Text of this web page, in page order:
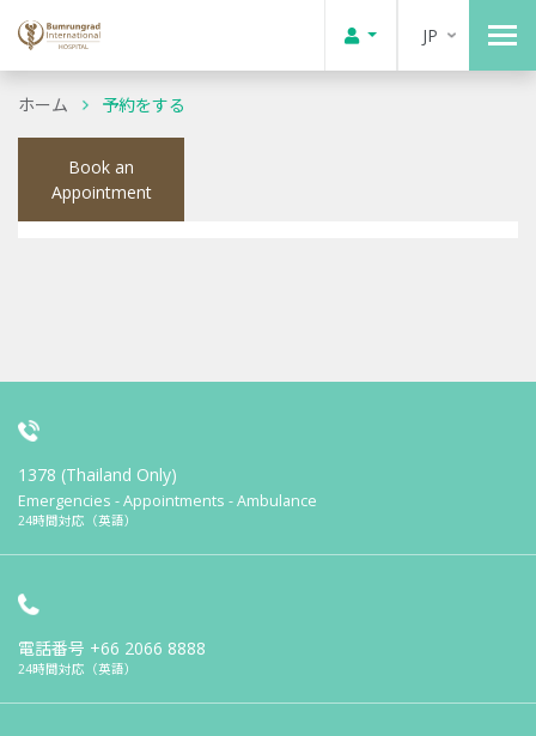
JP
ホーム 予約をする
Book an
Appointment
1378 (Thailand Only)
Emergencies - Appointments - Ambulance
24時間対応（英語）
電話番号 +66 2066 8888
24時間対応（英語）